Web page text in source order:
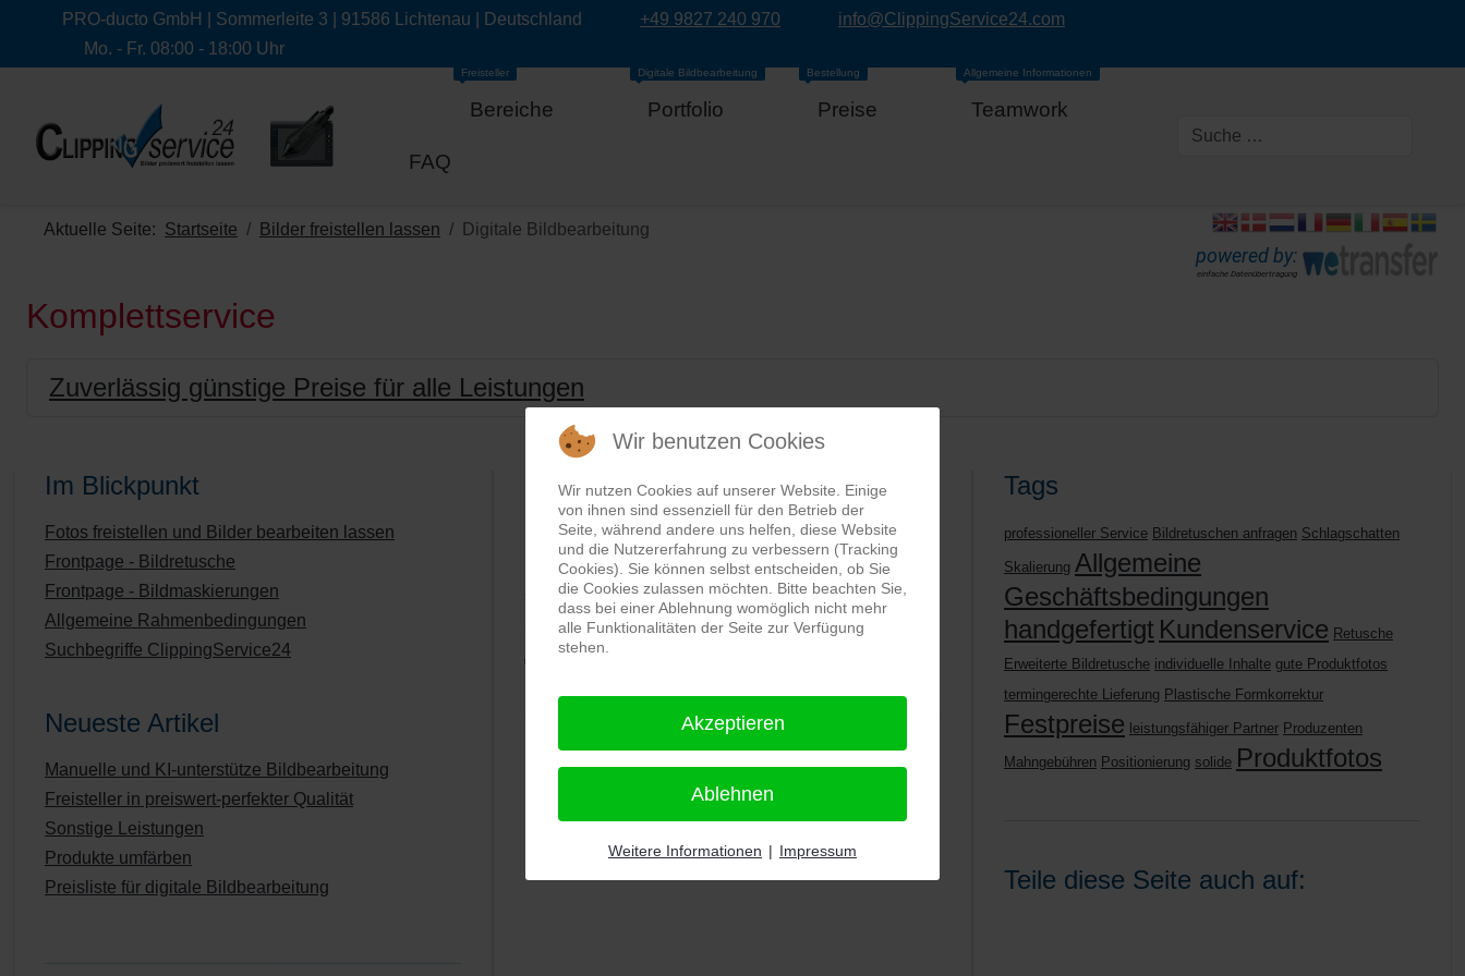
PRO-ducto GmbH | Sommerleite 3 | 91586 Lichtenau | Deutschland +49 9827 240 970
info@ClippingService24.com
Mo. - Fr. 08:00 - 18:00 Uhr
Bereiche
Freisteller
Portfolio
Digitale Bildbearbeitung
Preise
Bestellung
Teamwork
Allgemeine Informationen
FAQ
Aktuelle Seite: Startseite Bilder freistellen lassen Digitale Bildbearbeitung
powered by:
einfache Datenübertragung
Komplettservice
Zuverlässig günstige Preise für alle Leistungen
Im Blickpunkt
Fotos freistellen und Bilder bearbeiten lassen
Frontpage - Bildretusche
Frontpage - Bildmaskierungen
Allgemeine Rahmenbedingungen
Suchbegriffe ClippingService24
Neueste Artikel
Manuelle und KI-unterstütze Bildbearbeitung
Freisteller in preiswert-perfekter Qualität
Sonstige Leistungen
Produkte umfärben
Preisliste für digitale Bildbearbeitung
PRO-ducto GmbH, Fotografie und Bildbearbeitung in
Lichtenau
⭐⭐⭐⭐⭐bei144 Google-Rezensionen (Stand
11.01.2026)
Alle Rezensionen ansehen
Tags
professioneller Service Bildretuschen anfragen Schlagschatten
Skalierung Allgemeine
Geschäftsbedingungen
handgefertigt Kundenservice Retusche
Erweiterte Bildretusche individuelle Inhalte gute Produktfotos
termingerechte Lieferung Plastische Formkorrektur
Festpreise leistungsfähiger Partner Produzenten
Mahngebühren Positionierung solide Produktfotos
Teile diese Seite auch auf:
Wir benutzen Cookies
Wir nutzen Cookies auf unserer Website. Einige
von ihnen sind essenziell für den Betrieb der
Seite, während andere uns helfen, diese Website
und die Nutzererfahrung zu verbessern (Tracking
Cookies). Sie können selbst entscheiden, ob Sie
die Cookies zulassen möchten. Bitte beachten Sie,
dass bei einer Ablehnung womöglich nicht mehr
alle Funktionalitäten der Seite zur Verfügung
stehen.
Akzeptieren
Ablehnen
Weitere Informationen | Impressum